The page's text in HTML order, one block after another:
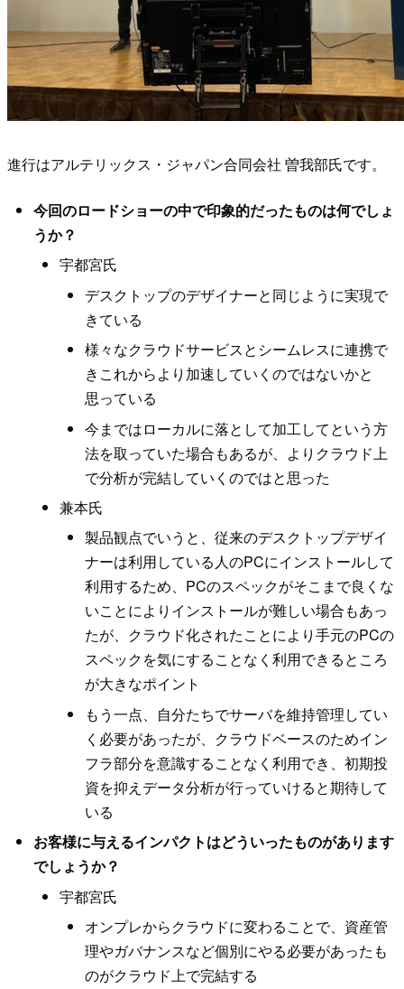
進行はアルテリックス・ジャパン合同会社 曽我部氏です。
今回のロードショーの中で印象的だったものは何でしょ
うか？
宇都宮氏
デスクトップのデザイナーと同じように実現で
きている
様々なクラウドサービスとシームレスに連携で
きこれからより加速していくのではないかと
思っている
今まではローカルに落として加工してという方
法を取っていた場合もあるが、よりクラウド上
で分析が完結していくのではと思った
兼本氏
製品観点でいうと、従来のデスクトップデザイ
ナーは利用している人のPCにインストールして
利用するため、PCのスペックがそこまで良くな
いことによりインストールが難しい場合もあっ
たが、クラウド化されたことにより手元のPCの
スペックを気にすることなく利用できるところ
が大きなポイント
もう一点、自分たちでサーバを維持管理してい
く必要があったが、クラウドベースのためイン
フラ部分を意識することなく利用でき、初期投
資を抑えデータ分析が行っていけると期待して
いる
お客様に与えるインパクトはどういったものがあります
でしょうか？
宇都宮氏
オンプレからクラウドに変わることで、資産管
理やガバナンスなど個別にやる必要があったも
のがクラウド上で完結する